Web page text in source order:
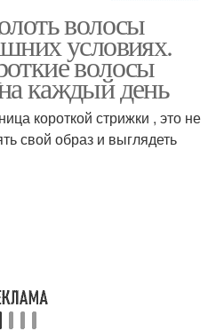
Объемная укладка
Гладкая укладка
волосы
условиях.
волосы
каждый день
короткой стрижки , это не
свой образ и выглядеть